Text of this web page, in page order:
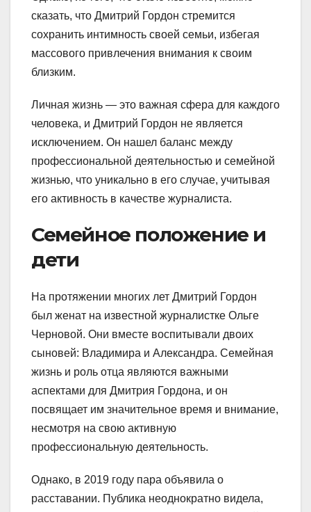
сказать, что Дмитрий Гордон стремится
сохранить интимность своей семьи, избегая
массового привлечения внимания к своим
близким.
Личная жизнь — это важная сфера для каждого
человека, и Дмитрий Гордон не является
исключением. Он нашел баланс между
профессиональной деятельностью и семейной
жизнью, что уникально в его случае, учитывая
его активность в качестве журналиста.
Семейное положение и
дети
На протяжении многих лет Дмитрий Гордон
был женат на известной журналистке Ольге
Черновой. Они вместе воспитывали двоих
сыновей: Владимира и Александра. Семейная
жизнь и роль отца являются важными
аспектами для Дмитрия Гордона, и он
посвящает им значительное время и внимание,
несмотря на свою активную
профессиональную деятельность.
Однако, в 2019 году пара объявила о
расставании. Публика неоднократно видела,